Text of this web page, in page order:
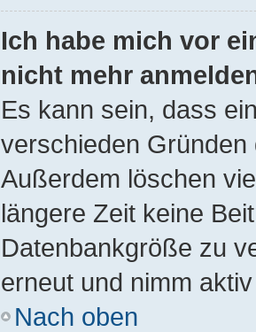
Ich habe mich vor
nicht mehr
Es kann sein, dass
verschieden
Außerdem löschen
längere Zeit keine
Datenbankgröße zu
erneut und nimm
Nach oben